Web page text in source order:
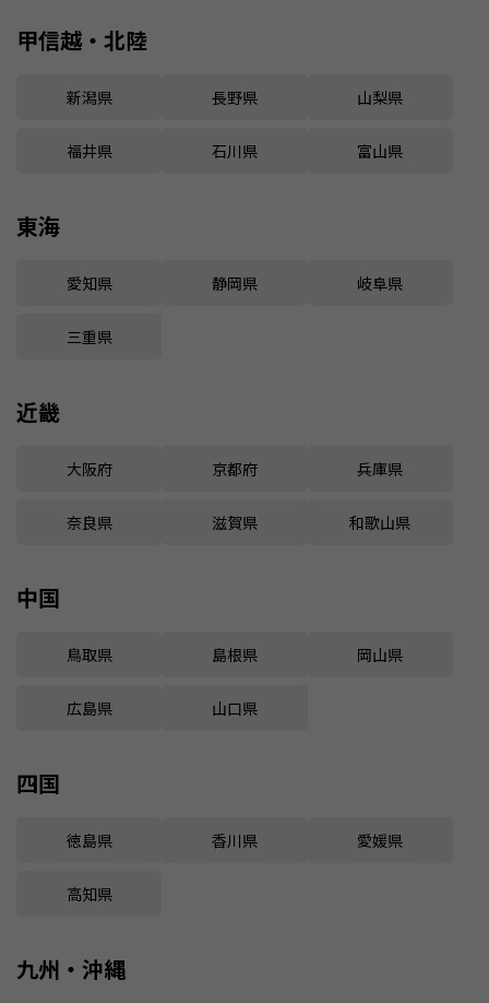
甲信越・北陸
新潟県 長野県 山梨県
福井県 石川県 富山県
東海
愛知県 静岡県 岐阜県
三重県
近畿
大阪府 京都府 兵庫県
奈良県 滋賀県 和歌山県
中国
鳥取県 島根県 岡山県
広島県 山口県
四国
徳島県 香川県 愛媛県
高知県
九州・沖縄